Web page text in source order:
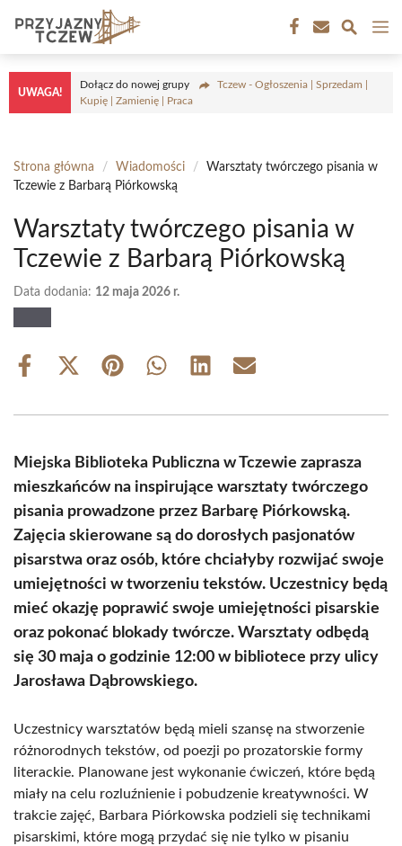
treści
UWAGA!
Dołącz do nowej grupy
Tczew - Ogłoszenia | Sprzedam |
Kupię | Zamienię | Praca
Strona główna / Wiadomości /
Warsztaty twórczego pisania w
Tczewie z Barbarą Piórkowską
Warsztaty twórczego pisania w
Tczewie z Barbarą Piórkowską
Data dodania: 12 maja 2026 r.
Share
Share
(Twitter)
Share Share Share Share
Miejska Biblioteka Publiczna w Tczewie zaprasza
mieszkańców na inspirujące warsztaty twórczego
pisania prowadzone przez Barbarę Piórkowską.
Zajęcia skierowane są do dorosłych pasjonatów
pisarstwa oraz osób, które chciałyby rozwijać swoje
umiejętności w tworzeniu tekstów. Uczestnicy będą
mieć okazję poprawić swoje umiejętności pisarskie
oraz pokonać blokady twórcze. Warsztaty odbędą
się 30 maja o godzinie 12:00 w bibliotece przy ulicy
Jarosława Dąbrowskiego.
Uczestnicy warsztatów będą mieli szansę na stworzenie
różnorodnych tekstów, od poezji po prozatorskie formy
literackie. Planowane jest wykonanie ćwiczeń, które będą
miały na celu rozluźnienie i pobudzenie kreatywności. W
trakcie zajęć, Barbara Piórkowska podzieli się technikami
pisarskimi, które mogą przydać się nie tylko w pisaniu